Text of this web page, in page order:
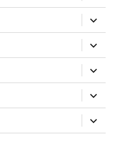
öffnen
öffnen
öffnen
öffnen
öffnen